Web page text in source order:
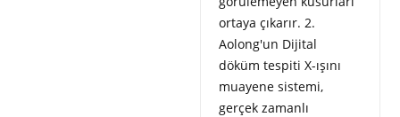
ortaya çıkarır. 2.
Aolong'un Dijital
döküm tespiti X-ışını
muayene sistemi,
gerçek zamanlı